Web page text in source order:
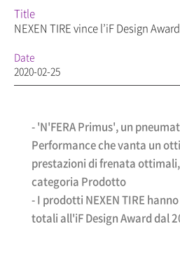
Title
NEXEN TIRE vince l’iF Design
Date
2020-02-25
- 'N'FERA Primus', un
Performance che vanta un
prestazioni di frenata
categoria Prodotto
- I prodotti NEXEN TIRE
totali all'iF Design Award dal